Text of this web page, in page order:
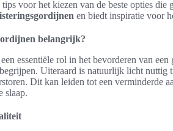
voor het kiezen van de beste opties
en biedt inspiratie voor
belangrijk?
essentiële rol in het bevorderen van
Uiteraard is natuurlijk licht nuttig
Dit kan leiden tot een verminderde
slaap.